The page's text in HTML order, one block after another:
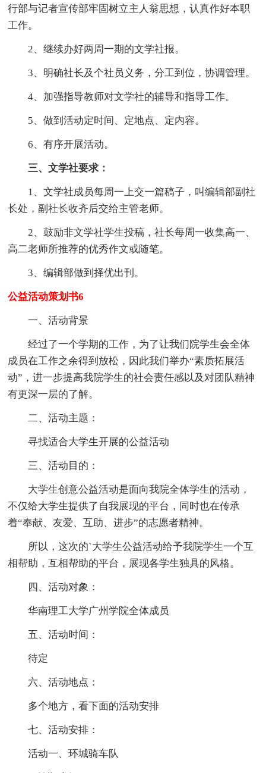
行部与记者宣传部牢固树立主人翁思想，认真作好本职
工作。
2、继续办好两周一期的文学社报。
3、明确社长及个社员义务，分工到位，协调管理。
4、加强指导教师对文学社的辅导和指导工作。
5、做到活动定时间、定地点、定内容。
6、有序开展活动。
三、文学社要求：
1、文学社成员每周一上交一篇稿子，叫编辑部副社
长处，副社长收齐后交给主管老师。
2、鼓励非文学社学生投稿，社长每周一收集高一、
高二老师所推荐的优秀作文或随笔。
3、编辑部做到择优出刊。
公益活动策划书6
一、活动背景
经过了一个学期的工作，为了让我们院学生会全体
成员在工作之余得到放松，因此我们举办“素质拓展活
动”，进一步提高我院学生的社会责任感以及对团队精神
有更深一层的了解。
二、活动主题：
寻找适合大学生开展的公益活动
三、活动目的：
大学生创意公益活动是面向我院全体学生的活动，
不仅给大学生提供了自我展现的平台，同时也在传承
着“奉献、友爱、互助、进步”的志愿者精神。
所以，这次的`大学生公益活动给予我院学生一个互
相帮助，互相帮助的平台，展现各学生独具的风格。
四、活动对象：
华南理工大学广州学院全体成员
五、活动时间：
待定
六、活动地点：
多个地方，看下面的活动安排
七、活动安排：
活动一、环城骑车队